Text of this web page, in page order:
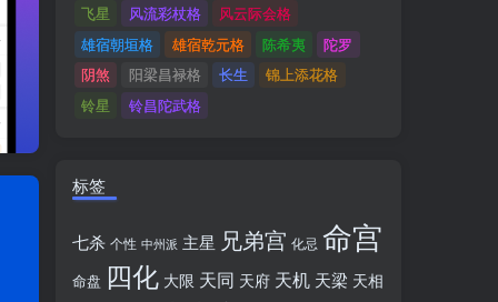
飞星
风流彩杖格
风云际会格
雄宿朝垣格
雄宿乾元格 陈希夷
陀罗
阴煞
阳梁昌禄格 长生
锦上添花格
铃星
铃昌陀武格
飞星
风流彩杖格
风云际会格
雄宿朝垣格
雄宿乾元格 陈希夷
陀罗
阴煞
阳梁昌禄格 长生
锦上添花格
铃星
铃昌陀武格
标签
七杀 个性 中州派 主星 兄弟宫 化忌 命宫
命盘 四化 大限 天同 天府 天机 天梁 天相